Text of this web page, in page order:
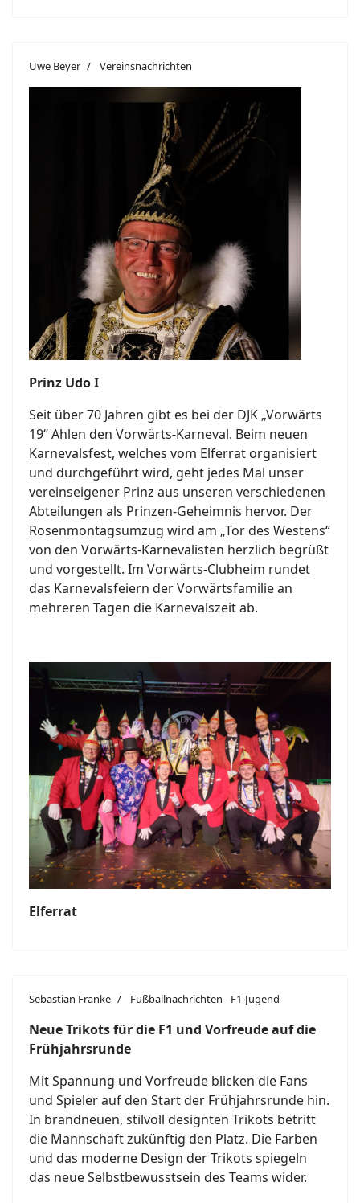
Uwe Beyer Vereinsnachrichten
Prinz Udo I
Seit über 70 Jahren gibt es bei der DJK „Vorwärts
19“ Ahlen den Vorwärts-Karneval. Beim neuen
Karnevalsfest, welches vom Elferrat organisiert
und durchgeführt wird, geht jedes Mal unser
vereinseigener Prinz aus unseren verschiedenen
Abteilungen als Prinzen-Geheimnis hervor. Der
Rosenmontagsumzug wird am „Tor des Westens“
von den Vorwärts-Karnevalisten herzlich begrüßt
und vorgestellt. Im Vorwärts-Clubheim rundet
das Karnevalsfeiern der Vorwärtsfamilie an
mehreren Tagen die Karnevalszeit ab.
Elferrat
Sebastian Franke Fußballnachrichten - F1-Jugend
Neue Trikots für die F1 und Vorfreude auf die
Frühjahrsrunde
Mit Spannung und Vorfreude blicken die Fans
und Spieler auf den Start der Frühjahrsrunde hin.
In brandneuen, stilvoll designten Trikots betritt
die Mannschaft zukünftig den Platz. Die Farben
und das moderne Design der Trikots spiegeln
das neue Selbstbewusstsein des Teams wider.